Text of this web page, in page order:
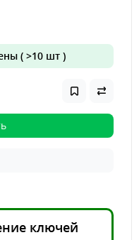
( >10 шт )
ключей